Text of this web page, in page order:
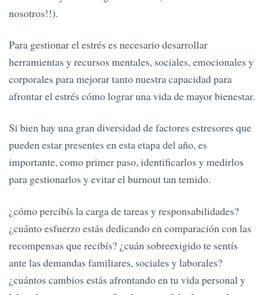
nosotros!!).
Para gestionar el estrés es necesario desarrollar
herramientas y recursos mentales, sociales, emocionales y
corporales para mejorar tanto nuestra capacidad para
afrontar el estrés cómo lograr una vida de mayor bienestar.
Si bien hay una gran diversidad de factores estresores que
pueden estar presentes en esta etapa del año, es
importante, como primer paso, identificarlos y medirlos
para gestionarlos y evitar el burnout tan temido.
¿cómo percibís la carga de tareas y responsabilidades?
¿cuánto esfuerzo estás dedicando en comparación con las
recompensas que recibís? ¿cuán sobreexigido te sentís
ante las demandas familiares, sociales y laborales?
¿cuántos cambios estás afrontando en tu vida personal y